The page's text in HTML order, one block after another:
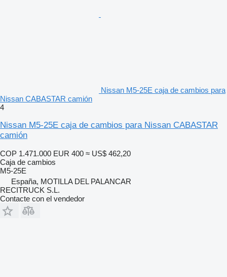
Nissan M5-25E caja de cambios para
Nissan CABASTAR camión
4
Nissan M5-25E caja de cambios para Nissan CABASTAR
camión
COP 1.471.000 EUR 400 ≈ US$ 462,20
Caja de cambios
M5-25E
España, MOTILLA DEL PALANCAR
RECITRUCK S.L.
Contacte con el vendedor